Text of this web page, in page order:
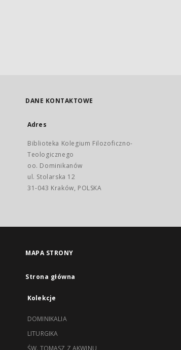
DANE KONTAKTOWE
Adres
Biblioteka Kolegium Filozoficzno-
Teologicznego
oo. Dominikanów
ul. Stolarska 12
31-043 Kraków, POLSKA
MAPA STRONY
Strona główna
Kolekcje
DOMINIKALIA
LITURGIKA
ŚW. TOMASZ Z AKWINU